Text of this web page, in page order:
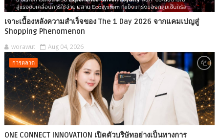
เจาะเบื้องหลังความสำเร็จของ The 1 Day 2026 จากแคมเปญสู่
Shopping Phenomenon
worawut Aug 04, 2026
การตลาด
ONE CONNECT INNOVATION เปิดตัวบริษัทอย่างเป็นทางการ